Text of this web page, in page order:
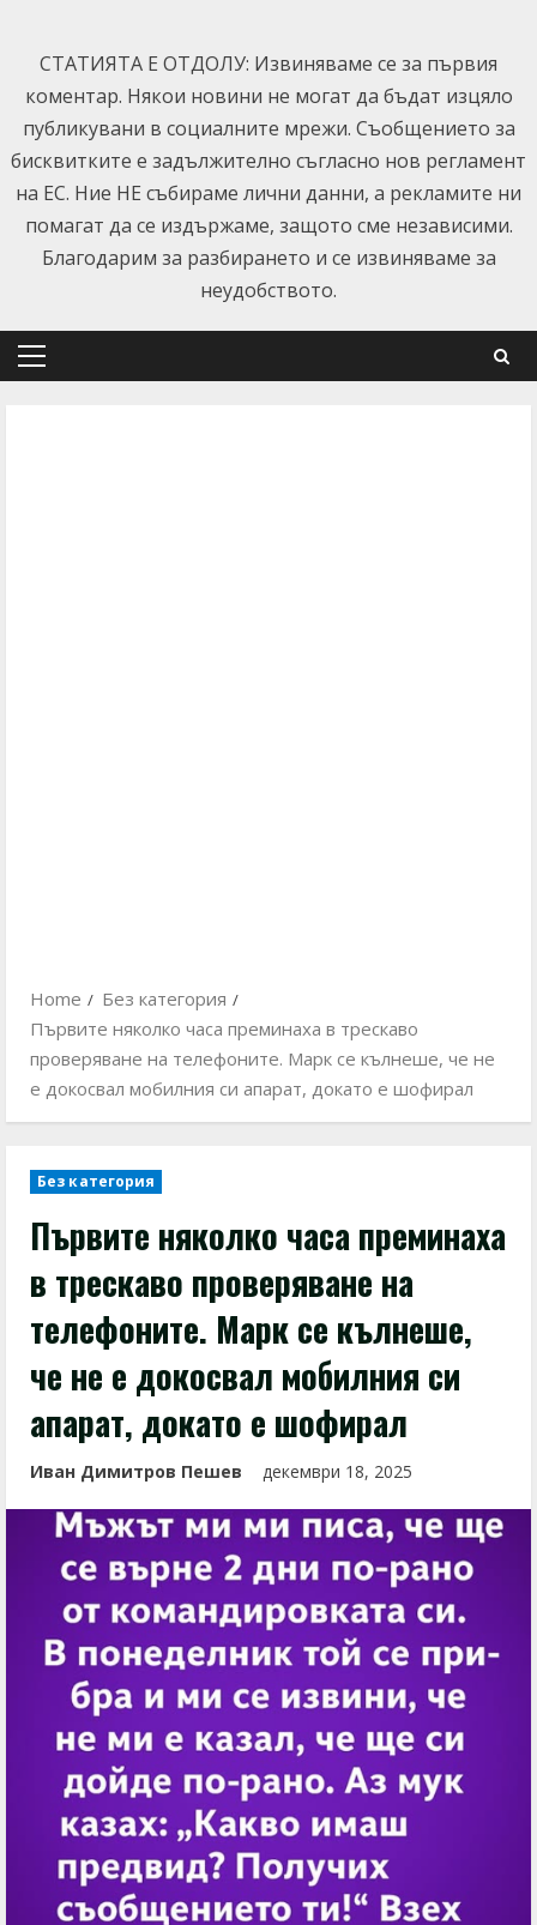
content
СТАТИЯТА Е ОТДОЛУ: Извиняваме се за първия
коментар. Някои новини не могат да бъдат изцяло
публикувани в социалните мрежи. Съобщението за
бисквитките е задължително съгласно нов регламент
на ЕС. Ние НЕ събираме лични данни, а рекламите ни
помагат да се издържаме, защото сме независими.
Благодарим за разбирането и се извиняваме за
неудобството.
Primary
Home
Без категория
Първите няколко часа преминаха в трескаво
проверяване на телефоните. Марк се кълнеше, че не
е докосвал мобилния си апарат, докато е шофирал
Без категория
Първите няколко часа преминаха
в трескаво проверяване на
телефоните. Марк се кълнеше,
че не е докосвал мобилния си
апарат, докато е шофирал
Иван Димитров Пешев декември 18, 2025